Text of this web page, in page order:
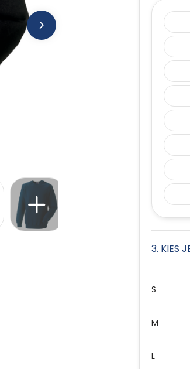
3. KIES
S
M
L